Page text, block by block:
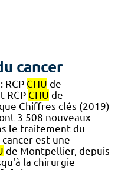
cancer
RCP CHU de
RCP CHU de
Chiffres clés (2019)
3 508 nouveaux
le traitement du
cancer est une
de Montpellier, depuis
la chirurgie